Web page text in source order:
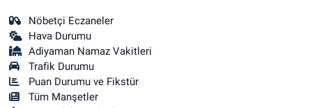
Nöbetçi Eczaneler
Hava Durumu
Adiyaman Namaz Vakitleri
Trafik Durumu
Puan Durumu ve Fikstür
Tüm Manşetler